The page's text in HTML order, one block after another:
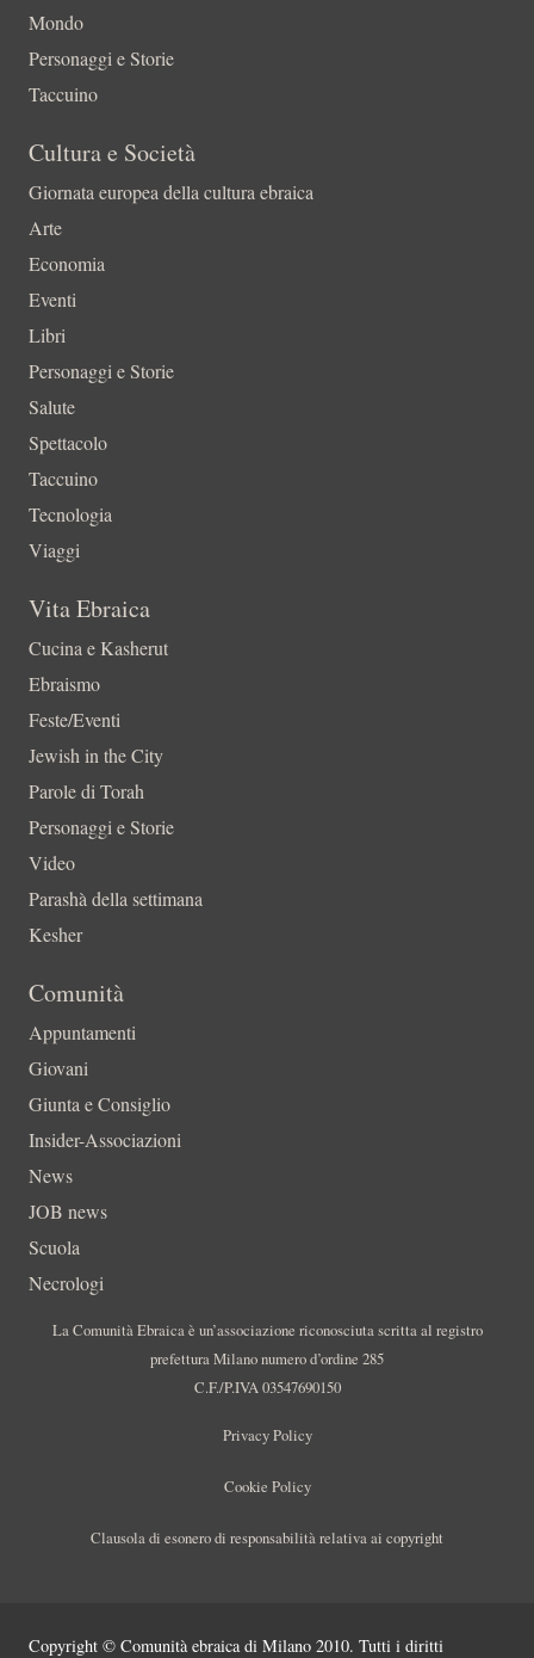
Mondo
Personaggi e Storie
Taccuino
Cultura e Società
Giornata europea della cultura ebraica
Arte
Economia
Eventi
Libri
Personaggi e Storie
Salute
Spettacolo
Taccuino
Tecnologia
Viaggi
Vita Ebraica
Cucina e Kasherut
Ebraismo
Feste/Eventi
Jewish in the City
Parole di Torah
Personaggi e Storie
Video
Parashà della settimana
Kesher
Comunità
Appuntamenti
Giovani
Giunta e Consiglio
Insider-Associazioni
News
JOB news
Scuola
Necrologi
La Comunità Ebraica è un’associazione riconosciuta scritta al registro
prefettura Milano numero d’ordine 285
C.F./P.IVA 03547690150
Privacy Policy
Cookie Policy
Clausola di esonero di responsabilità relativa ai copyright
Copyright © Comunità ebraica di Milano 2010. Tutti i diritti